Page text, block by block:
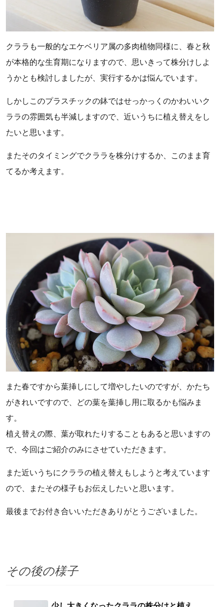
クララも一般的なエケベリア属の多肉植物同様に、春と秋
が本格的な生育期になりますので、思いきって株分けしよ
うかとも検討しましたが、実行するかは悩んでいます。
しかしこのプラスチックの鉢ではせっかっくのかわいいク
ララの雰囲気も半減しますので、近いうちに植え替えをし
たいと思います。
またそのタイミングでクララを株分けするか、このまま育
てるか考えます。
また春ですから葉挿しにして増やしたいのですが、かたち
がきれいですので、どの葉を葉挿し用に取るかも悩みま
す。
植え替えの際、葉が取れたりすることもあると思いますの
で、今回はご紹介のみにさせていただきます。
また近いうちにクララの植え替えもしようと考えています
ので、またその様子もお伝えしたいと思います。
最後までお付き合いいただきありがとうございました。
その後の様子